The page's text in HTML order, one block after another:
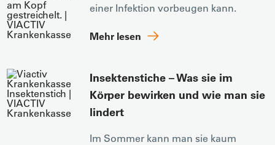
einer Infektion vorbeugen kann.
Mehr lesen
Insektenstiche – Was sie im
Körper bewirken und wie man sie
lindert
Im Sommer kann man sie kaum